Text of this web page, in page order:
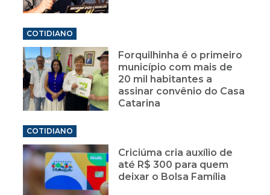
COTIDIANO
Forquilhinha é o primeiro
município com mais de
20 mil habitantes a
assinar convênio do Casa
Catarina
COTIDIANO
Criciúma cria auxílio de
até R$ 300 para quem
deixar o Bolsa Família